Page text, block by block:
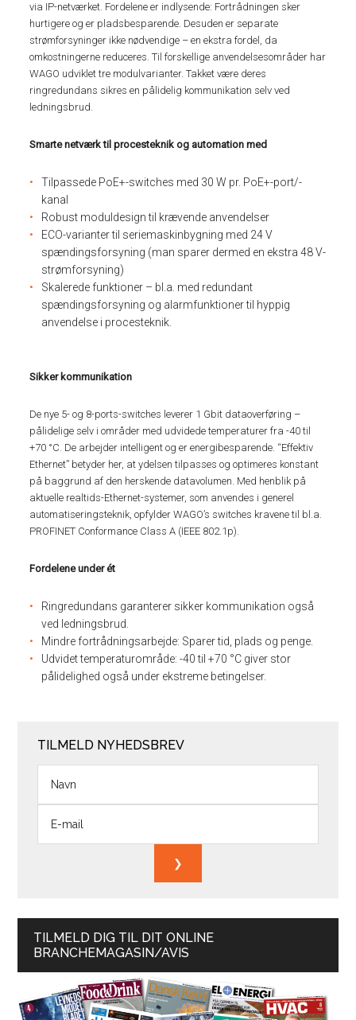
via IP-netværket. Fordelene er indlysende: Fortrådningen sker
hurtigere og er pladsbesparende. Desuden er separate
strømforsyninger ikke nødvendige – en ekstra fordel, da
omkostningerne reduceres. Til forskellige anvendelsesområder har
WAGO udviklet tre modulvarianter. Takket være deres
ringredundans sikres en pålidelig kommunikation selv ved
ledningsbrud.
Smarte netværk til procesteknik og automation med
Tilpassede PoE+-switches med 30 W pr. PoE+-port/-
kanal
Robust moduldesign til krævende anvendelser
ECO-varianter til seriemaskinbygning med 24 V
spændingsforsyning (man sparer dermed en ekstra 48 V-
strømforsyning)
Skalerede funktioner – bl.a. med redundant
spændingsforsyning og alarmfunktioner til hyppig
anvendelse i procesteknik.
Sikker kommunikation
De nye 5- og 8-ports-switches leverer 1 Gbit dataoverføring –
pålidelige selv i områder med udvidede temperaturer fra -40 til
+70 °C. De arbejder intelligent og er energibesparende. “Effektiv
Ethernet” betyder her, at ydelsen tilpasses og optimeres konstant
på baggrund af den herskende datavolumen. Med henblik på
aktuelle realtids-Ethernet-systemer, som anvendes i generel
automatiseringsteknik, opfylder WAGO’s switches kravene til bl.a.
PROFINET Conformance Class A (IEEE 802.1p).
Fordelene under ét
Ringredundans garanterer sikker kommunikation også
ved ledningsbrud.
Mindre fortrådningsarbejde: Sparer tid, plads og penge.
Udvidet temperaturområde: -40 til +70 °C giver stor
pålidelighed også under ekstreme betingelser.
TILMELD NYHEDSBREV
TILMELD DIG TIL DIT ONLINE
BRANCHEMAGASIN/AVIS